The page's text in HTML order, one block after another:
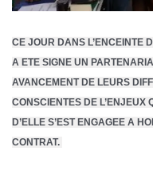
CE JOUR DANS L’ENCEINTE
A ETE SIGNE UN
AVANCEMENT DE LEURS
CONSCIENTES DE L’ENJEUX
D’ELLE S’EST ENGAGEE A
CONTRAT.